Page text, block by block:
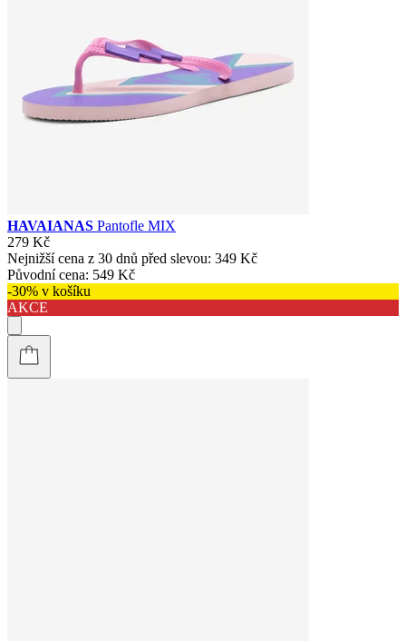
HAVAIANAS Pantofle MIX
279 Kč
Nejnižší cena z 30 dnů před slevou: 349 Kč
Původní cena: 549 Kč
-30% v košíku
AKCE